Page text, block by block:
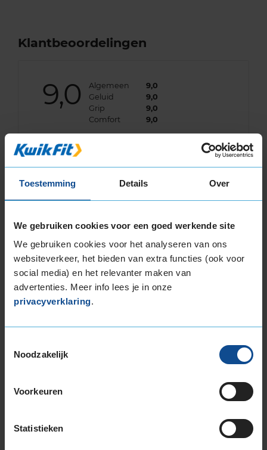
Toestemming Details Over
We gebruiken cookies voor een goed werkende site
We gebruiken cookies voor het analyseren van ons
websiteverkeer, het bieden van extra functies (ook voor
social media) en het relevanter maken van
advertenties. Meer info lees je in onze
privacyverklaring.
Noodzakelijk
Voorkeuren
Statistieken
Klantbeoordelingen
9,0 Algemeen
9,0
Geluid
9,0
Grip
9,0
Comfort
9,0
Datum beoordeling
Kilometer per jaar25.000 tot 50.000 km
9,0 Algemeen
9,0
Geluid
10,0
Grip
Band 235/35R19 91Y EXTRALOAD
Kilometer per jaar
Bandenmontagepakketten
Kies je